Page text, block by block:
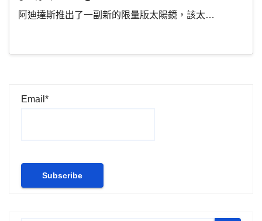
阿迪達斯推出了一副新的限量版太陽鏡，該太…
Email*